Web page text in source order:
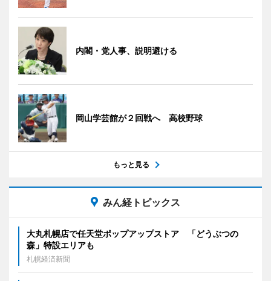
内閣・党人事、説明避ける
岡山学芸館が２回戦へ 高校野球
もっと見る
みん経トピックス
大丸札幌店で任天堂ポップアップストア 「どうぶつの
森」特設エリアも
札幌経済新聞